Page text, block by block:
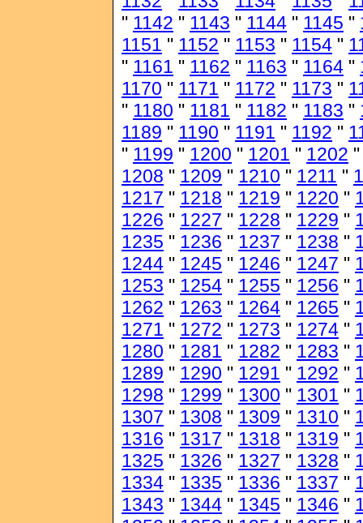
" 1142 " 1143 " 1144 " 1145 "
1151 " 1152 " 1153 " 1154 "
" 1161 " 1162 " 1163 " 1164 "
1170 " 1171 " 1172 " 1173 "
" 1180 " 1181 " 1182 " 1183 "
1189 " 1190 " 1191 " 1192 "
" 1199 " 1200 " 1201 " 1202
1208 " 1209 " 1210 " 1211 "
1217 " 1218 " 1219 " 1220 "
1226 " 1227 " 1228 " 1229 "
1235 " 1236 " 1237 " 1238 "
1244 " 1245 " 1246 " 1247 "
1253 " 1254 " 1255 " 1256 "
1262 " 1263 " 1264 " 1265 "
1271 " 1272 " 1273 " 1274 "
1280 " 1281 " 1282 " 1283 "
1289 " 1290 " 1291 " 1292 "
1298 " 1299 " 1300 " 1301 "
1307 " 1308 " 1309 " 1310 "
1316 " 1317 " 1318 " 1319 "
1325 " 1326 " 1327 " 1328 "
1334 " 1335 " 1336 " 1337 "
1343 " 1344 " 1345 " 1346 "